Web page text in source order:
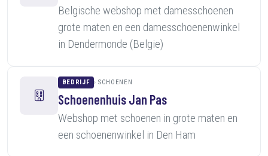
Belgische webshop met damesschoenen
grote maten en een damesschoenenwinkel
in Dendermonde (Belgie)
BEDRIJF SCHOENEN
Schoenenhuis Jan Pas
Webshop met schoenen in grote maten en
een schoenenwinkel in Den Ham